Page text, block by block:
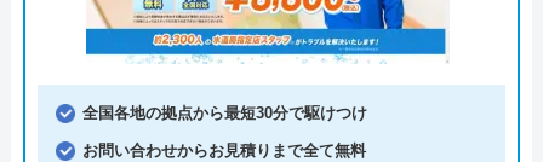
全国各地の拠点から最短30分で駆けつけ
お問い合わせからお見積りまで全て無料